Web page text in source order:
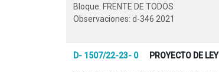
Bloque: FRENTE DE TODOS
Observaciones: d-346 2021
D- 1507/22-23- 0 PROYECTO DE LEY